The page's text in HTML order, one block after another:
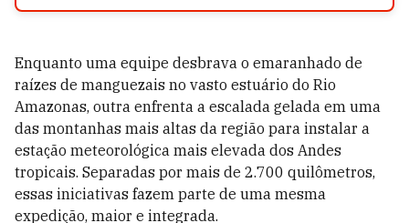
Enquanto uma equipe desbrava o emaranhado de
raízes de manguezais no vasto estuário do Rio
Amazonas, outra enfrenta a escalada gelada em uma
das montanhas mais altas da região para instalar a
estação meteorológica mais elevada dos Andes
tropicais. Separadas por mais de 2.700 quilômetros,
essas iniciativas fazem parte de uma mesma
expedição, maior e integrada.